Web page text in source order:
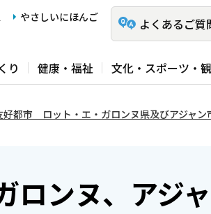
やさしいにほんご よくあるご質
り 健康・福祉 文化・スポーツ・
好都市 ロット・エ・ガロンヌ県及びアジャ
ンヌ、アジ